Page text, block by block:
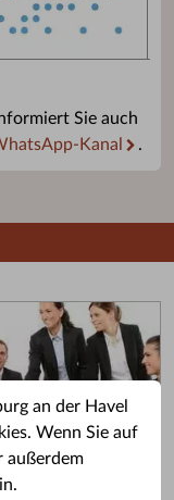
an der Havel
Wenn Sie auf
außerdem
Sie auch
Kanal .